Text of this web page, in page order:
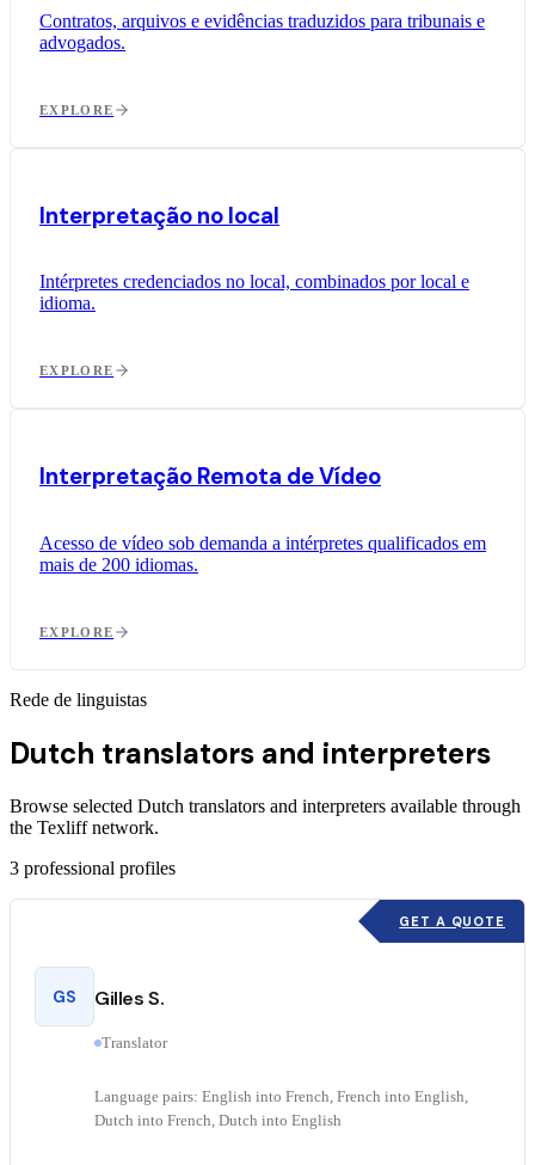
Contratos, arquivos e evidências traduzidos para tribunais e
advogados.
EXPLORE
Interpretação no local
Intérpretes credenciados no local, combinados por local e
idioma.
EXPLORE
Interpretação Remota de Vídeo
Acesso de vídeo sob demanda a intérpretes qualificados em
mais de 200 idiomas.
EXPLORE
Rede de linguistas
Dutch translators and interpreters
Browse selected Dutch translators and interpreters available through
the Texliff network.
3 professional profiles
GET A QUOTE
GS Gilles S.
Translator
Language pairs: English into French, French into English,
Dutch into French, Dutch into English